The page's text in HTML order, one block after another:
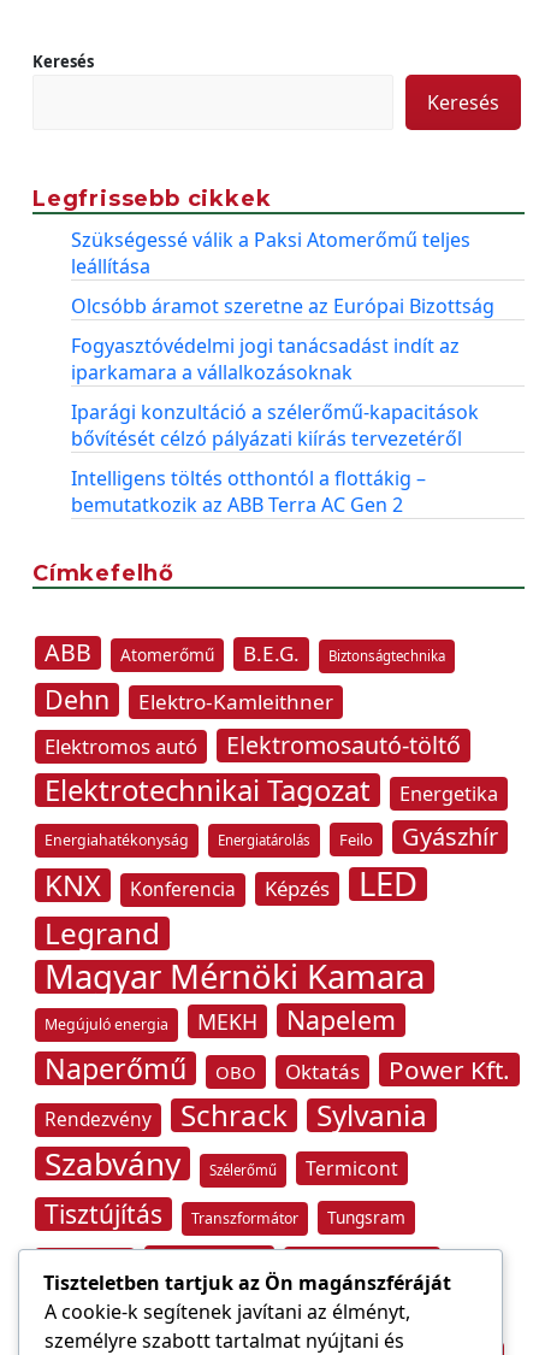
Keresés
Keresés
Legfrissebb cikkek
Szükségessé válik a Paksi Atomerőmű teljes
leállítása
Olcsóbb áramot szeretne az Európai Bizottság
Fogyasztóvédelmi jogi tanácsadást indít az
iparkamara a vállalkozásoknak
Iparági konzultáció a szélerőmű-kapacitások
bővítését célzó pályázati kiírás tervezetéről
Intelligens töltés otthontól a flottákig –
bemutatkozik az ABB Terra AC Gen 2
Címkefelhő
ABB Atomerőmű B.E.G. Biztonságtechnika
Dehn
Elektro-Kamleithner
Elektromos autó
Elektromosautó-töltő
Elektrotechnikai Tagozat Energetika
Energiahatékonyság Energiatárolás Feilo Gyászhír
KNX Konferencia Képzés LED
Legrand
Magyar Mérnöki Kamara
Megújuló energia MEKH Napelem
Naperőmű OBO Oktatás Power Kft.
Rendezvény Schrack Sylvania
Szabvány Szélerőmű Termicont
Tisztújítás Transzformátor Tungsram
Villámvédelem
Tiszteletben tartjuk az Ön magánszféráját
A cookie-k segítenek javítani az élményt,
személyre szabott tartalmat nyújtani és